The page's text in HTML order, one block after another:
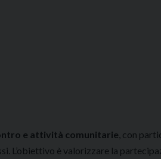
e attività comunitarie , con
L’obiettivo è valorizzare la